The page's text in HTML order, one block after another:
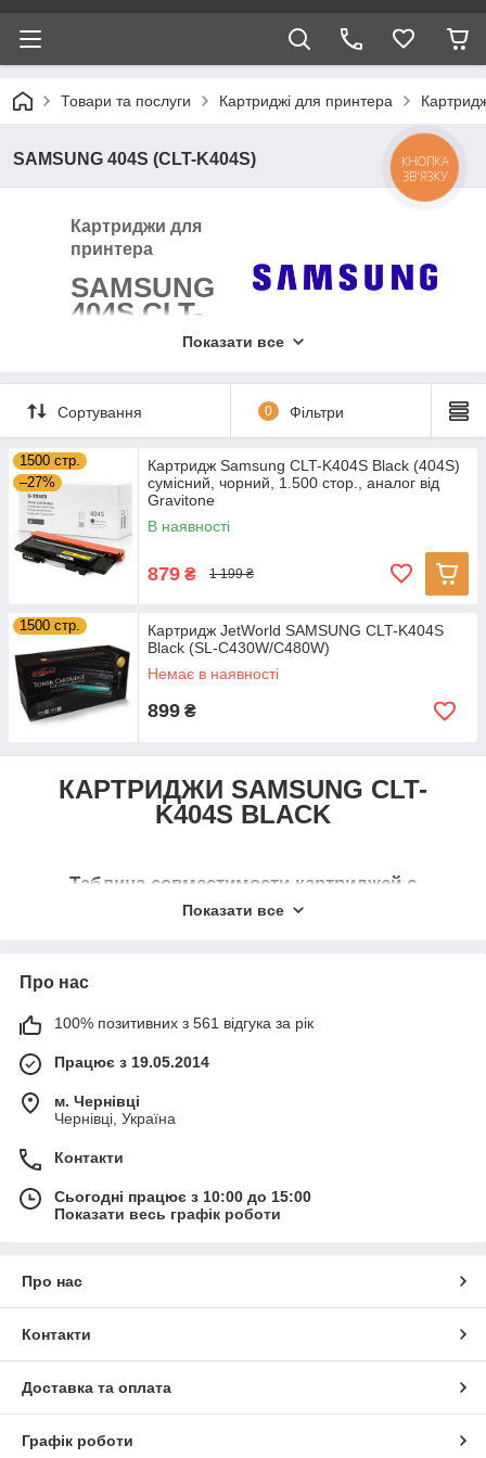
Товари та послуги Картриджі для принтера
SAMSUNG 404S (CLT-K404S)
Картриджи для
принтера
SAMSUNG
404S CLT-
Показати все
Сортування 0 Фільтри
1500 стр.
–27%
Картридж Samsung CLT-K404S Black (404S)
сумісний, чорний, 1.500 стор., аналог від
Gravitone
В наявності
879 ₴ 1 199 ₴
1500 стр.
Картридж JetWorld SAMSUNG CLT-K404S
Black (SL-C430W/C480W)
Немає в наявності
899 ₴
КАРТРИДЖИ SAMSUNG CLT-
K404S BLACK
Таблица совместимости картриджей с
принтерами.
Модель Артикул / Код
SAMSUNG XPRESS
C430
C430W
SAMSUNG XPRESS
# SL-C480
SAMSUNG XPRESS
C480W
МФУ
# SL-C480FN
C480FW
Показати все
Про нас
100% позитивних з 561 відгука за рік
Працює з 19.05.2014
м. Чернівці
Чернівці, Україна
Контакти
Сьогодні працює з 10:00 до 15:00
Показати весь графік роботи
Про нас
Контакти
Доставка та оплата
Графік роботи
КНОПКА
ЗВ'ЯЗКУ